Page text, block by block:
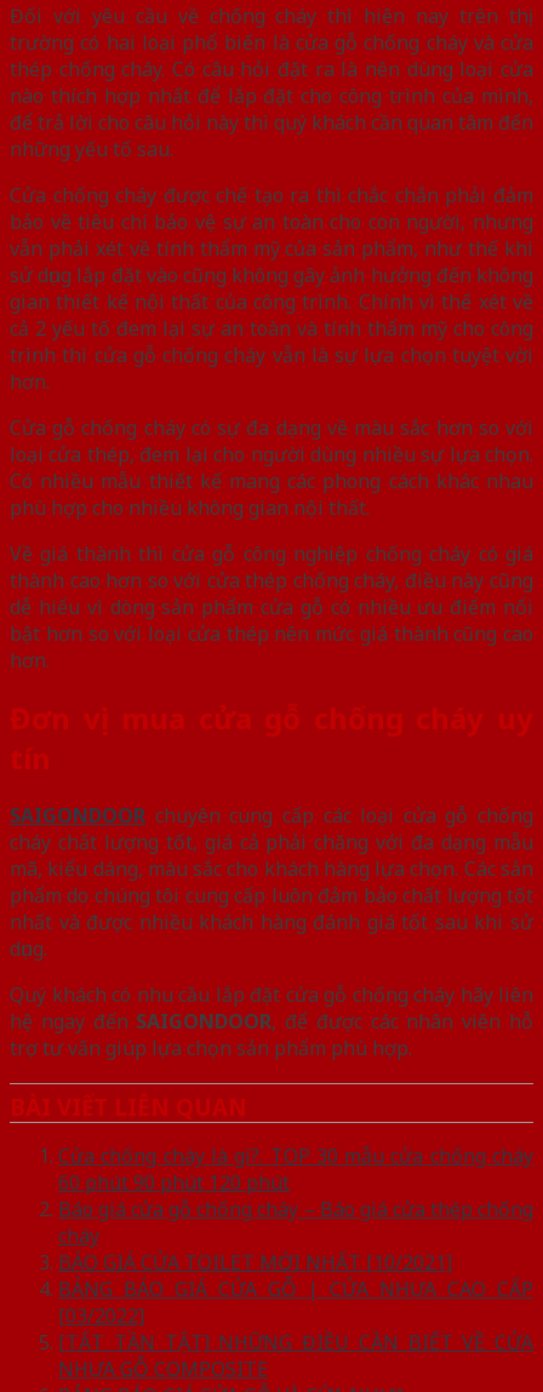
Đối với yêu cầu về chống cháy thì hiện nay trên thị
trường có hai loại phổ biến là cửa gỗ chống cháy và cửa
thép chống cháy. Có câu hỏi đặt ra là nên dùng loại cửa
nào thích hợp nhất để lắp đặt cho công trình của mình,
để trả lời cho câu hỏi này thì quý khách cần quan tâm đến
những yếu tố sau.
Cửa chống cháy được chế tạo ra thì chắc chắn phải đảm
bảo về tiêu chí bảo vệ sự an toàn cho con người, nhưng
vẫn phải xét về tính thẩm mỹ của sản phẩm, như thế khi
sử dụng lắp đặt vào cũng không gây ảnh hưởng đến không
gian thiết kế nội thất của công trình. Chính vì thế xét về
cả 2 yếu tố đem lại sự an toàn và tính thẩm mỹ cho công
trình thì cửa gỗ chống cháy vẫn là sự lựa chọn tuyệt vời
hơn.
Cửa gỗ chống cháy có sự đa dạng về màu sắc hơn so với
loại cửa thép, đem lại cho người dùng nhiều sự lựa chọn.
Có nhiều mẫu thiết kế mang các phong cách khác nhau
phù hợp cho nhiều không gian nội thất.
Về giá thành thì cửa gỗ công nghiệp chống cháy có giá
thành cao hơn so với cửa thép chống cháy, điều này cũng
dễ hiểu vì dòng sản phẩm cửa gỗ có nhiều ưu điểm nổi
bật hơn so với loại cửa thép nên mức giá thành cũng cao
hơn.
Đơn vị mua cửa gỗ chống cháy uy
tín
SAIGONDOOR chuyên cung cấp các loại cửa gỗ chống
cháy chất lượng tốt, giá cả phải chăng với đa dạng mẫu
mã, kiểu dáng, màu sắc cho khách hàng lựa chọn. Các sản
phẩm do chúng tôi cung cấp luôn đảm bảo chất lượng tốt
nhất và được nhiều khách hàng đánh giá tốt sau khi sử
dụng.
Quý khách có nhu cầu lắp đặt cửa gỗ chống cháy hãy liên
hệ ngay đến SAIGONDOOR, để được các nhân viên hỗ
trợ tư vấn giúp lựa chọn sản phẩm phù hợp.
BÀI VIẾT LIÊN QUAN
Cửa chống cháy là gì?. TOP 30 mẫu cửa chống cháy
60 phút 90 phút 120 phút
Báo giá cửa gỗ chống cháy – Báo giá cửa thép chống
cháy
BÁO GIÁ CỬA TOILET MỚI NHẤT [10/2021]
BẢNG BÁO GIÁ CỬA GỖ | CỬA NHỰA CAO CẤP
[03/2022]
[TẤT TẦN TẬT] NHỮNG ĐIỀU CẦN BIẾT VỀ CỬA
NHỰA GỖ COMPOSITE